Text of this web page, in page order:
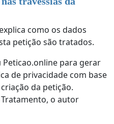
como os dados
petição são tratados.
para gerar
de privacidade com base
da petição.
o autor